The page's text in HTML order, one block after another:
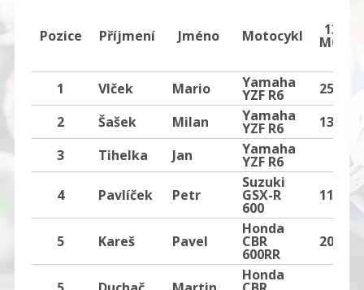
Pozice Příjmení Jméno Motocykl 13.5.
MOST
1 Vlček Mario Yamaha
YZF R6
25
2
Šašek Milan Yamaha
YZF R6
13
3
Tihelka Jan Yamaha
YZF R6
4
Pavlíček Petr
Suzuki
GSX-R
600
11
5 Kareš Pavel
Honda
CBR
600RR
20
Honda